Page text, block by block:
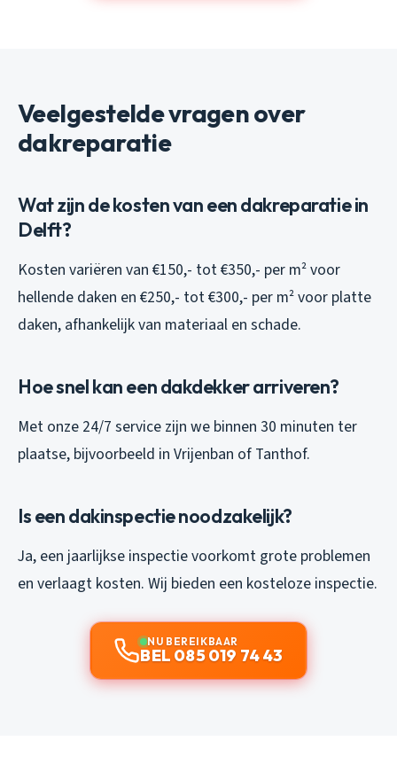
Veelgestelde vragen over
dakreparatie
Wat zijn de kosten van een dakreparatie in
Delft?
Kosten variëren van €150,- tot €350,- per m² voor
hellende daken en €250,- tot €300,- per m² voor platte
daken, afhankelijk van materiaal en schade.
Hoe snel kan een dakdekker arriveren?
Met onze 24/7 service zijn we binnen 30 minuten ter
plaatse, bijvoorbeeld in Vrijenban of Tanthof.
Is een dakinspectie noodzakelijk?
Ja, een jaarlijkse inspectie voorkomt grote problemen
en verlaagt kosten. Wij bieden een kosteloze inspectie.
NU BEREIKBAAR
BEL 085 019 74 43